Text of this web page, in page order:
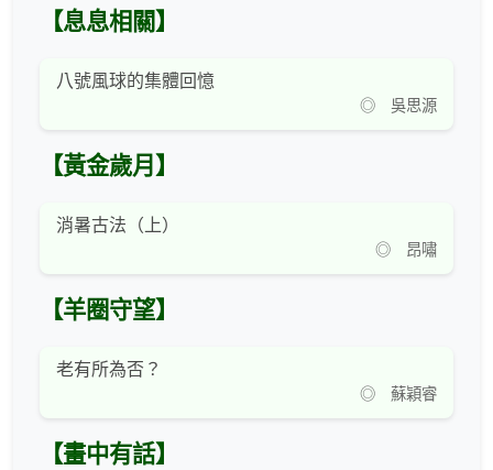
【息息相關】
八號風球的集體回憶
◎ 吳思源
【黃金歲月】
消暑古法（上）
◎ 昂嘯
【羊圈守望】
老有所為否？
◎ 蘇穎睿
【畫中有話】